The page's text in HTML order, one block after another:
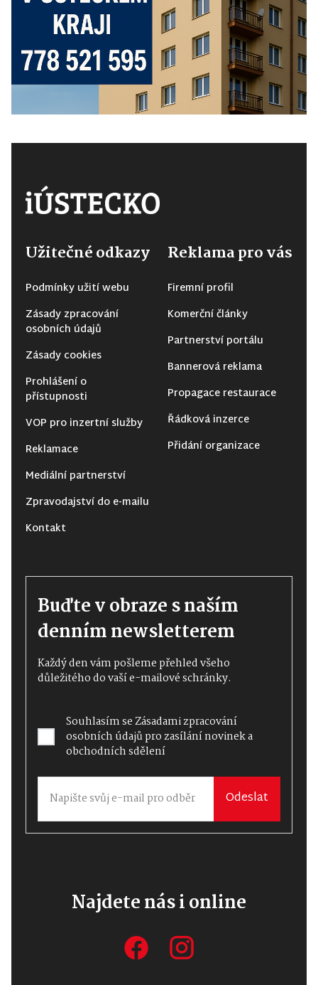
Užitečné odkazy
Podmínky užití webu
Zásady zpracování
osobních údajů
Zásady cookies
Prohlášení o
přístupnosti
VOP pro inzertní služby
Reklamace
Mediální partnerství
Zpravodajství do e-mailu
Kontakt
Reklama pro vás
Firemní profil
Komerční články
Partnerství portálu
Bannerová reklama
Propagace restaurace
Řádková inzerce
Přidání organizace
Buďte v obraze s naším
denním newsletterem
Každý den vám pošleme přehled všeho
důležitého do vaší e-mailové schránky.
Souhlasím seZásadami zpracování
osobních údajůpro zasílání novinek a
obchodních sdělení
Odeslat
Najdete nás i online